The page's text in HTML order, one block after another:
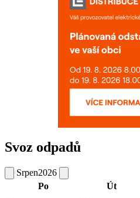
Svoz odpadů
Srpen2026
Po
Út